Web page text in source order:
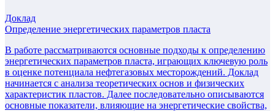
Доклад
Определение энергетических параметров пласта
В работе рассматриваются основные подходы к определению
энергетических параметров пласта, играющих ключевую роль
в оценке потенциала нефтегазовых месторождений. Доклад
начинается с анализа теоретических основ и физических
характеристик пластов. Далее последовательно описываются
основные показатели, влияющие на энергетические свойства,